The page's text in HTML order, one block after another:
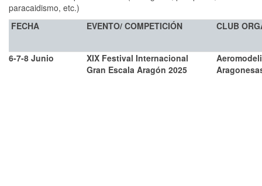
paracaidismo, etc.)
FECHA
EVENTO/ COMPETICIÓN CLUB
6-7-8 Junio
XIX Festival Internacional
Gran Escala Aragón 2025